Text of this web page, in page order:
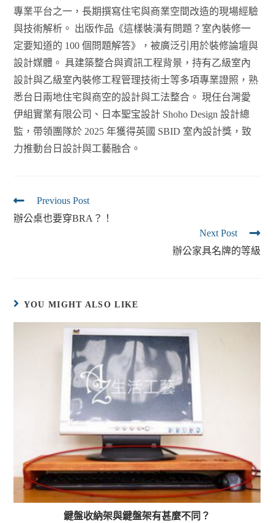
專業平台之一，長期撰寫住宅與商業空間改造的現場經驗
與技術解析。 出版作品《這樣裝潢有問題？室內裝修一
定要知道的 100 個問題解答》，被廣泛引用於裝修論壇與
設計媒體。 具建築整合與資訊工程背景，持有乙級室內
設計與乙級室內裝修工程管理技術士等多項專業證照，熟
悉台日兩地住宅與商空的設計與工法整合。 現任台灣愛
伊組實業有限公司、日本聖宝設計 Shoho Design 設計總
監，帶領團隊於 2025 年獲得英國 SBID 室內設計獎，致
力推動台日設計與工藝融合。
Previous Post
辦公桌也要穿BRA？！
Next Post
辦公家具名牌的等級
YOU MIGHT ALSO LIKE
鍵盤收納架與鍵盤架有甚麼不同？